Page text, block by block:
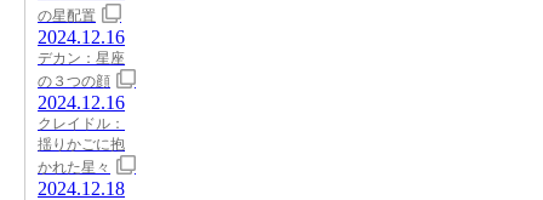
の星配置
2024.12.16
デカン：星座
の３つの顔
2024.12.16
クレイドル：
揺りかごに抱
かれた星々
2024.12.18